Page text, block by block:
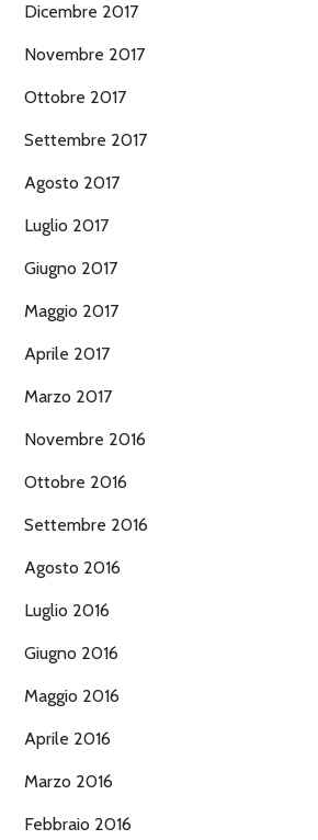
Dicembre 2017
Novembre 2017
Ottobre 2017
Settembre 2017
Agosto 2017
Luglio 2017
Giugno 2017
Maggio 2017
Aprile 2017
Marzo 2017
Novembre 2016
Ottobre 2016
Settembre 2016
Agosto 2016
Luglio 2016
Giugno 2016
Maggio 2016
Aprile 2016
Marzo 2016
Febbraio 2016